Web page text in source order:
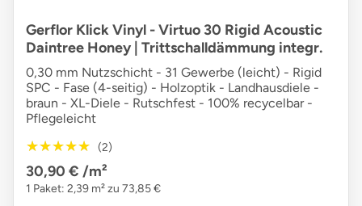
Gerflor Klick Vinyl - Virtuo 30 Rigid Acoustic
Daintree Honey | Trittschalldämmung integr.
0,30 mm Nutzschicht - 31 Gewerbe (leicht) - Rigid
SPC - Fase (4-seitig) - Holzoptik - Landhausdiele -
braun - XL-Diele - Rutschfest - 100% recycelbar -
Pflegeleicht
★★★★★
★★★★★ (2)
30,90 € /m²
1 Paket: 2,39 m² zu 73,85 €